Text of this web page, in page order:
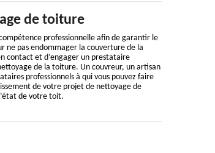
de toiture
professionnelle afin de garantir le
ne pas endommager la couverture de la
contact et d’engager un prestataire
de la toiture. Un couvreur, un artisan
professionnels à qui vous pouvez faire
de votre projet de nettoyage de
de votre toit.